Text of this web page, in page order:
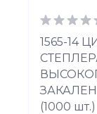
1565-14
(1000 шт.)